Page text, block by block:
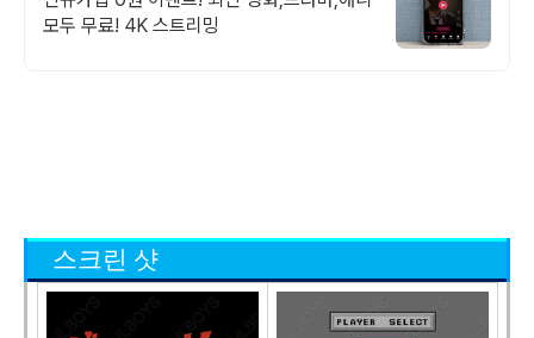
모두 무료! 4K 스트리밍
스크린 샷